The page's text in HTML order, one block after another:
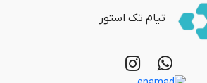
تیام تک استور